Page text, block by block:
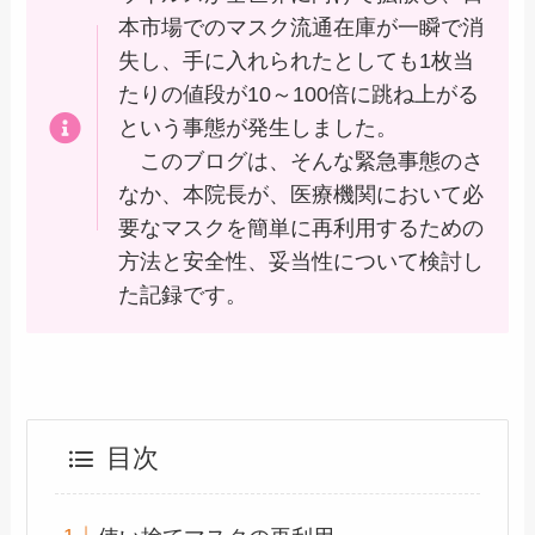
本市場でのマスク流通在庫が一瞬で消
失し、手に入れられたとしても1枚当
たりの値段が10～100倍に跳ね上がる
という事態が発生しました。
このブログは、そんな緊急事態のさ
なか、本院長が、医療機関において必
要なマスクを簡単に再利用するための
方法と安全性、妥当性について検討し
た記録です。
目次